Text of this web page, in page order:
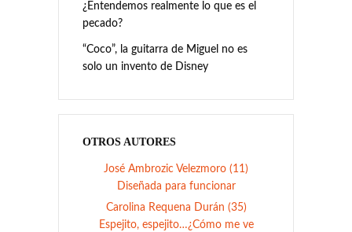
¿Entendemos realmente lo que es el
pecado?
“Coco”, la guitarra de Miguel no es
solo un invento de Disney
OTROS AUTORES
José Ambrozic Velezmoro (11)
Diseñada para funcionar
Carolina Requena Durán (35)
Espejito, espejito…¿Cómo me ve